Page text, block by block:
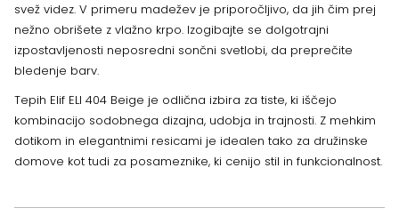
svež videz. V primeru madežev je priporočljivo, da jih čim prej
nežno obrišete z vlažno krpo. Izogibajte se dolgotrajni
izpostavljenosti neposredni sončni svetlobi, da preprečite
bledenje barv.
Tepih Elif ELI 404 Beige je odlična izbira za tiste, ki iščejo
kombinacijo sodobnega dizajna, udobja in trajnosti. Z mehkim
dotikom in elegantnimi resicami je idealen tako za družinske
domove kot tudi za posameznike, ki cenijo stil in funkcionalnost.